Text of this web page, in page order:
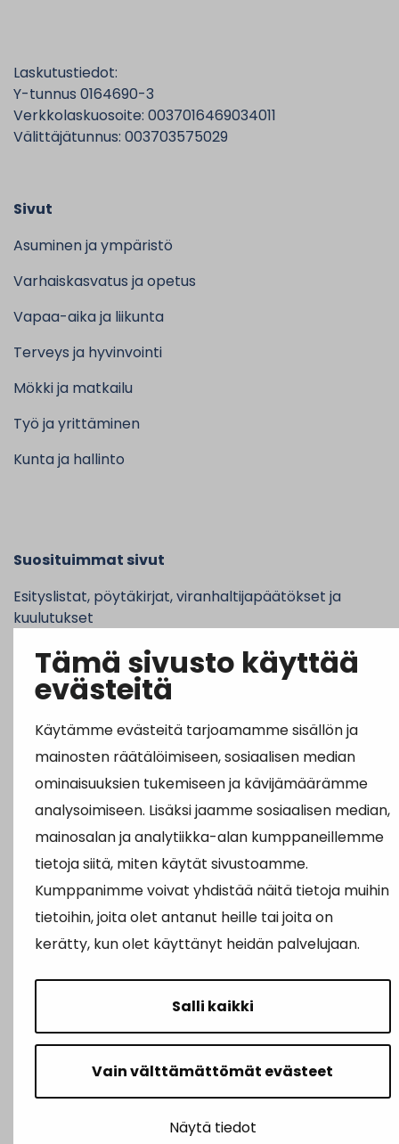
Tämä sivusto käyttää
evästeitä
Käytämme evästeitä tarjoamamme sisällön ja
mainosten räätälöimiseen, sosiaalisen median
ominaisuuksien tukemiseen ja kävijämäärämme
analysoimiseen. Lisäksi jaamme sosiaalisen median,
mainosalan ja analytiikka-alan kumppaneillemme
tietoja siitä, miten käytät sivustoamme.
Kumppanimme voivat yhdistää näitä tietoja muihin
tietoihin, joita olet antanut heille tai joita on
kerätty, kun olet käyttänyt heidän palvelujaan.
Salli kaikki
Vain välttämättömät evästeet
Näytä tiedot
Laskutustiedot:
Y-tunnus 0164690-3
Verkkolaskuosoite: 0037016469034011
Välittäjätunnus: 003703575029
Sivut
Asuminen ja ympäristö
Varhaiskasvatus ja opetus
Vapaa-aika ja liikunta
Terveys ja hyvinvointi
Mökki ja matkailu
Työ ja yrittäminen
Kunta ja hallinto
Suosituimmat sivut
Esityslistat, pöytäkirjat, viranhaltijapäätökset ja
kuulutukset
Tietoa ja ohjeistusta koronavirukseen liittyen
Asiointipiste
Sähköinen asiointi
Yhteydenotto
Tilavaraus
Kuntosali
Ruokalistat